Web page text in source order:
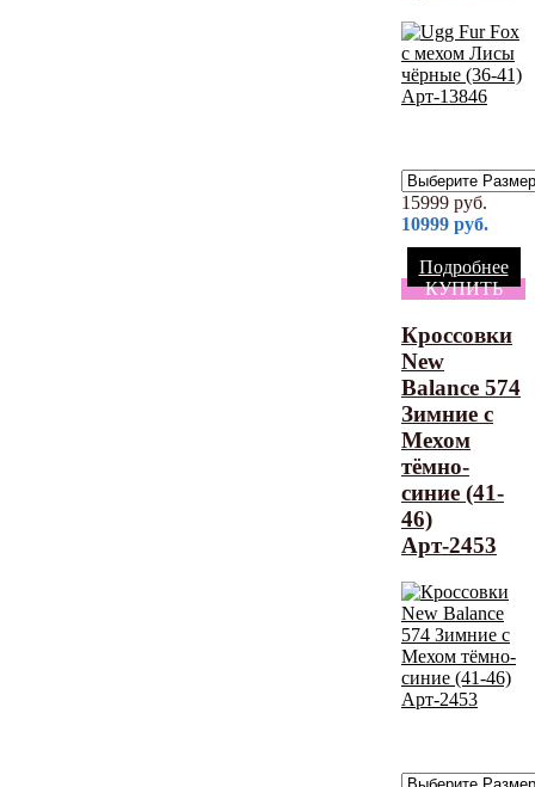
15999 руб.
10999 руб.
Подробнее
КУПИТЬ
Кроссовки
New
Balance 574
Зимние с
Мехом
тёмно-
синие (41-
46)
Арт-2453